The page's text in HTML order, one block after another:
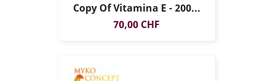
Copy Of Vitamina E - 200...
Prezzo
70,00 CHF